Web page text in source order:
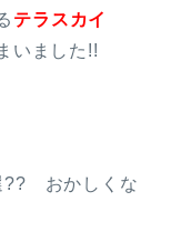
テラスカイ
いました!!
?? おかしくな